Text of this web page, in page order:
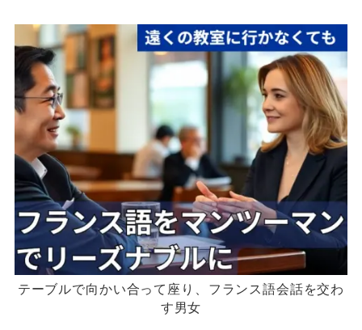
テーブルで向かい合って座り、フランス語会話を交わ
す男女